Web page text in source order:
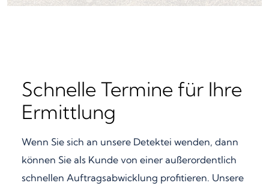
Schnelle Termine für Ihre
Ermittlung
Wenn Sie sich an unsere Detektei wenden, dann
können Sie als Kunde von einer außerordentlich
schnellen Auftragsabwicklung profitieren. Unsere